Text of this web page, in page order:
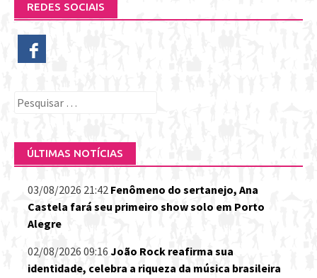
REDES SOCIAIS
Pesquisar
ÚLTIMAS NOTÍCIAS
03/08/2026 21:42 Fenômeno do sertanejo, Ana
Castela fará seu primeiro show solo em Porto
Alegre
02/08/2026 09:16 João Rock reafirma sua
identidade, celebra a riqueza da música brasileira